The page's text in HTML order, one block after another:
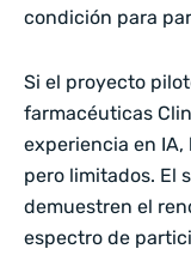
condición para
Si el proyecto
farmacéuticas
experiencia en
pero limitados. El
demuestren el
espectro de